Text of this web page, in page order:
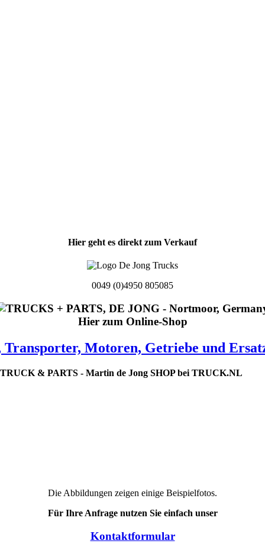
Hier geht es direkt zum Verkauf
0049 (0)4950 805085
Hier zum Online-Shop
Transporter, Motoren, Getriebe und
Die Abbildungen zeigen einige Beispielfotos.
Für Ihre Anfrage nutzen Sie einfach unser
Kontaktformular